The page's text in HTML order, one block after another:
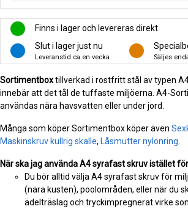
Finns i lager och levereras direkt
Slut i lager just nu
Leveranstid ca en vecka Säljes
Sortimentboxtillverkad i rostfritt stål av typen
innebär att det tål de tuffaste miljöerna. A4-
användas nära havsvatten eller under jord.
Många som köper Sortimentbox köper även
Maskinskruv kullrig skalle, Låsmutter nylonring
När ska jag använda A4 syrafast skruv istället
Du bör alltid välja A4 syrafast skruv för
(nära kusten), poolområden, eller när du
ädelträslag och tryckimpregnerat virke